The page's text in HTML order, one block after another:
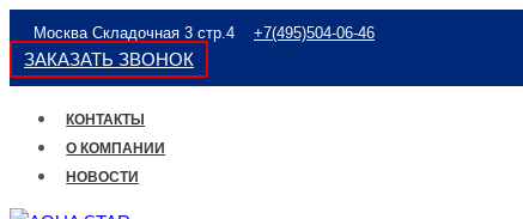
Перейти
содержимому
Москва Складочная 3 стр.4 +7(495)504-06-46
ЗАКАЗАТЬ ЗВОНОК
КОНТАКТЫ
О КОМПАНИИ
НОВОСТИ